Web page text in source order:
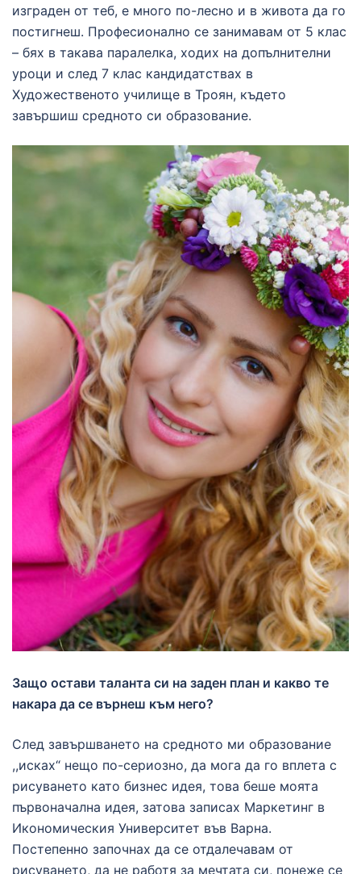
изграден от теб, е много по-лесно и в живота да го
постигнеш. Професионално се занимавам от 5 клас
– бях в такава паралелка, ходих на допълнителни
уроци и след 7 клас кандидатствах в
Художественото училище в Троян, където
завършиш средното си образование.
Защо остави таланта си на заден план и какво те
накара да се върнеш към него?
След завършването на средното ми образование
,,исках“ нещо по-сериозно, да мога да го вплета с
рисуването като бизнес идея, това беше моята
първоначална идея, затова записах Маркетинг в
Икономическия Университет във Варна.
Постепенно започнах да се отдалечавам от
рисуването, да не работя за мечтата си, понеже се